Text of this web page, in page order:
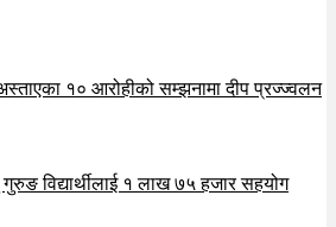
१० आरोहीको सम्झनामा दीप प्रज्ज्वलन
विद्यार्थीलाई १ लाख ७५ हजार सहयोग